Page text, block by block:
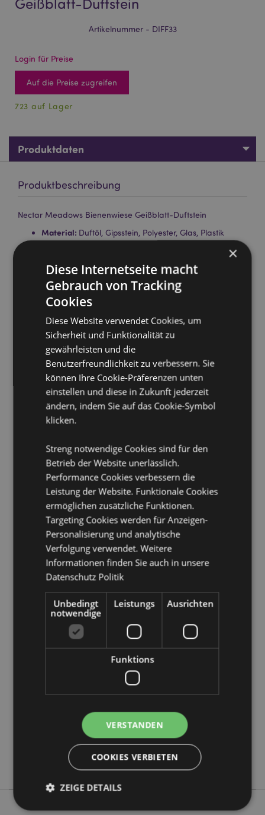
Artikelnummer - DIFF33
Login für Preise
Auf die Preise zugreifen
723 auf Lager
Produktdaten
Produktbeschreibung
Nectar Meadows Bienenwiese Geißblatt-Duftstein
Material: Duftöl, Gipsstein, Polyester, Glas, Plastik
Vegan:Ja
Volumen:10ml
Vegan:Ja
Montage:Legen Sie die Duftsteine in das Glas und
geben Sie ein paar Tropfen Duftöl auf die Steine,
damit sie das Öl aufnehmen. Stellen Sie das Glas an
den gewünschten Ort und erfrischen Sie die Steine
nach Bedarf.
Produktinformation:
Der Duft hält ungefähr 70 Tage
an. Jeder Diffusor wird mit einer vollständigen
Anleitung geliefert. Nicht einnehmen. Nicht auf
porösen, polierten oder lackierten Oberflächen
da ausgelaufene Flüssigkeit Schäden verursachen
kann.
Produkttressourcen:
Möchten Sie mehr über den Einkauf bei Puckator
erfahren?
Dann lesen Sie unserenLeitfaden für
Kundeninformationen.
Produktattribute
Höhe 8cm Breite 11cm Tiefe 11cm
5056848202729
0.373000
Keine
Nectar Meadows
×
Diese Internetseite macht
Gebrauch von Tracking
Cookies
Diese Website verwendet Cookies, um
Sicherheit und Funktionalität zu
gewährleisten und die
Benutzerfreundlichkeit zu verbessern. Sie
können Ihre Cookie-Präferenzen unten
einstellen und diese in Zukunft jederzeit
ändern, indem Sie auf das Cookie-Symbol
klicken.
Streng notwendige Cookies sind für den
Betrieb der Website unerlässlich.
Performance Cookies verbessern die
Leistung der Website. Funktionale Cookies
ermöglichen zusätzliche Funktionen.
Targeting Cookies werden für Anzeigen-
Personalisierung und analytische
Verfolgung verwendet. Weitere
Informationen finden Sie auch in unsere
Datenschutz Politik
Unbedingt
notwendige
Leistungs Ausrichten
Funktions
VERSTANDEN
COOKIES VERBIETEN
ZEIGE DETAILS